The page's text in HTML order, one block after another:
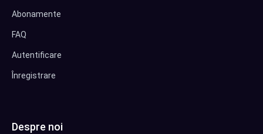
Abonamente
FAQ
Autentificare
Înregistrare
Despre noi